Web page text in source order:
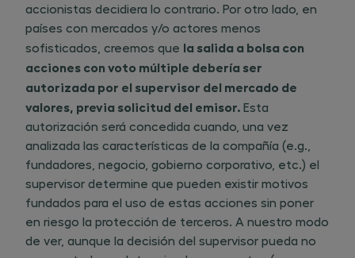
accionistas decidiera lo contrario. Por otro lado, en
países con mercados y/o actores menos
sofisticados, creemos que ​ la salida a bolsa con
acciones con voto múltiple debería ser
autorizada por el supervisor del mercado de
valores, previa solicitud del emisor. Esta
autorización será concedida cuando, una vez
analizada las características de la compañía (e.g.,
fundadores, negocio, gobierno corporativo, etc.) el
supervisor determine que pueden existir motivos
fundados para el uso de estas acciones sin poner
en riesgo la protección de terceros. A nuestro modo
de ver, aunque la decisión del supervisor pueda no